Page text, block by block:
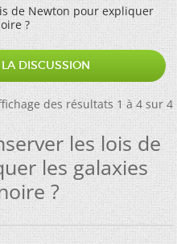
de Newton pour expliquer
?
DISCUSSION
des résultats 1 à 4 sur 4
les lois de
les galaxies
?